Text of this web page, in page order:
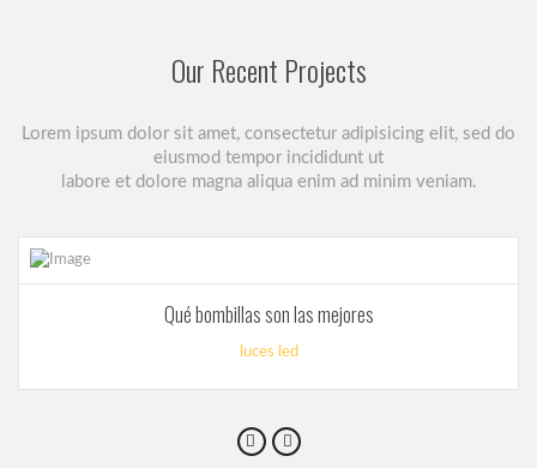
Our Recent Projects
Lorem ipsum dolor sit amet, consectetur adipisicing elit, sed do
eiusmod tempor incididunt ut
labore et dolore magna aliqua enim ad minim veniam.
Qué bombillas son las mejores
luces led